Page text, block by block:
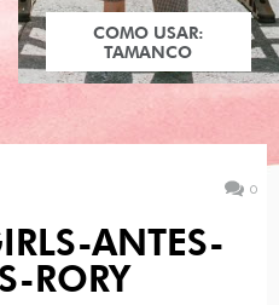
COMO USAR:
TAMANCO
0
ANTES-
RORY